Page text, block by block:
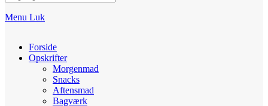
search
Menu Luk
Forside
Opskrifter
Morgenmad
Snacks
Aftensmad
Bagværk